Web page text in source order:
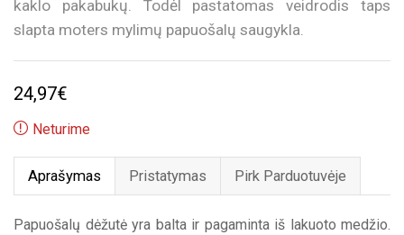
kaklo pakabukų. Todėl pastatomas veidrodis taps
slapta moters mylimų papuošalų saugykla.
24,97€
Neturime
Aprašymas Pristatymas Pirk Parduotuvėje
Papuošalų dėžutė yra balta ir pagaminta iš lakuoto medžio.